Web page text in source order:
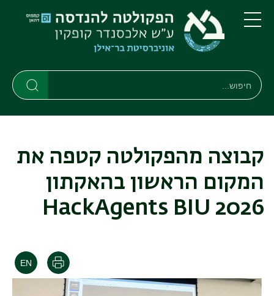
דילוג
לתוכן
העיקרי
דילוג
לתפריט
ניווט
ראשי
תפריט
חיפוש
חיפוש
קבוצה מהפקולטה קטפה את
המקום הראשון בהאקתון
HackAgents BIU 2026
הדפסה